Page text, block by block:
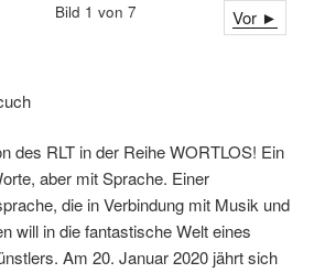
Vor ►
Bild 1 von 7
des RLT in der Reihe WORTLOS! Ein
aber mit Sprache. Einer
die in Verbindung mit Musik und
will in die fantastische Welt eines
Am 20. Januar 2020 jährt sich